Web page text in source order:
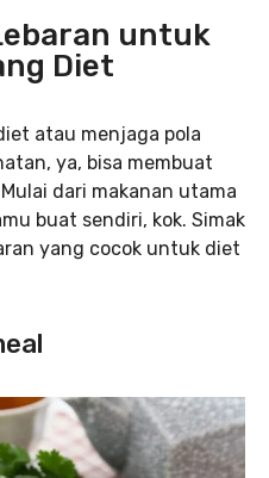
untuk
Diet
atau menjaga pola
ya, bisa membuat
dari makanan utama
buat sendiri, kok. Simak
yang cocok untuk diet